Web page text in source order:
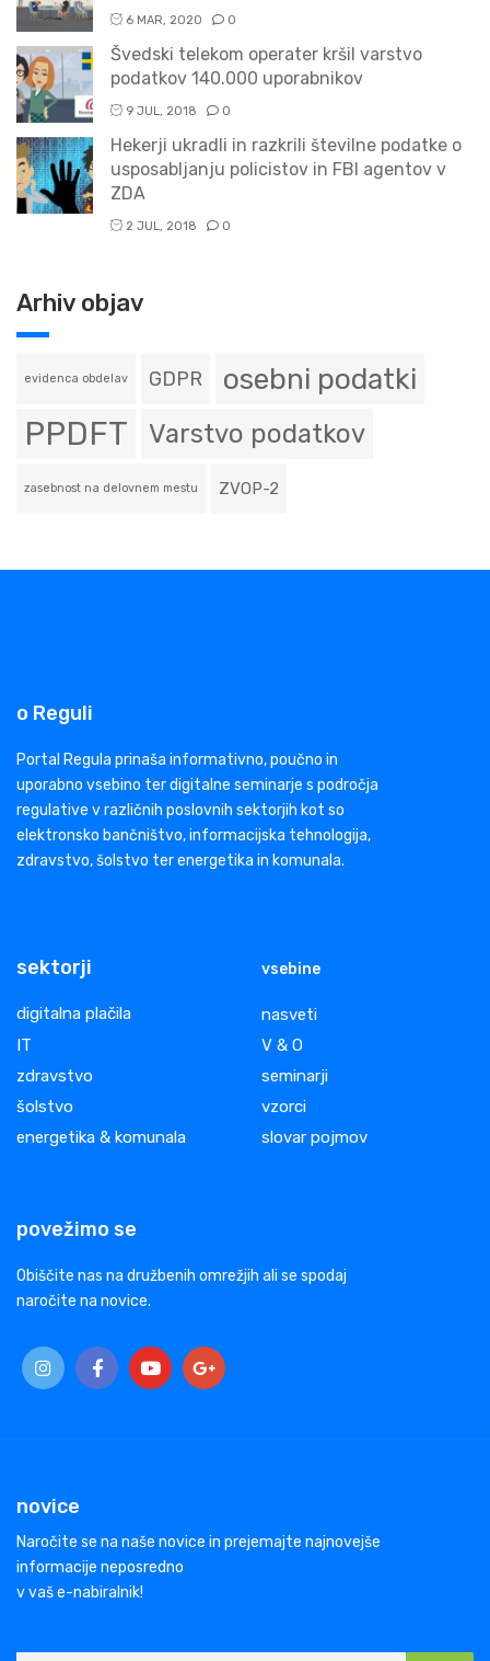
6 MAR, 2020 0
Švedski telekom operater kršil varstvo
podatkov 140.000 uporabnikov
9 JUL, 2018 0
Hekerji ukradli in razkrili številne podatke o
usposabljanju policistov in FBI agentov v
ZDA
2 JUL, 2018 0
Arhiv objav
evidenca obdelav GDPR osebni podatki
PPDFT Varstvo podatkov
zasebnost na delovnem mestu ZVOP-2
o Reguli
Portal Regula prinaša informativno, poučno in
uporabno vsebino ter digitalne seminarje s področja
regulative v različnih poslovnih sektorjih kot so
elektronsko bančništvo, informacijska tehnologija,
zdravstvo, šolstvo ter energetika in komunala.
sektorji
digitalna plačila
IT
zdravstvo
šolstvo
energetika & komunala
vsebine
nasveti
V & O
seminarji
vzorci
slovar pojmov
povežimo se
Obiščite nas na družbenih omrežjih ali se spodaj
naročite na novice.
novice
Naročite se na naše novice in prejemajte najnovejše
informacije neposredno
v vaš e-nabiralnik!